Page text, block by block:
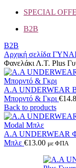
SPECIAL
B2B
B2B
Αρχική σελίδα
Φανελάκι Λ.Τ. Plus
A.A UNDERWEAR
Μπορντό & Γκρι €
Back to products
Α.A UNDERWEAR
Μπλε €13.00 με ΦΠΑ